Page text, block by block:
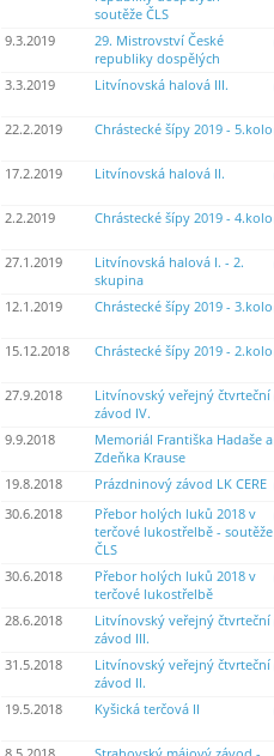
soutěže ČLS
9.3.2019
29. Mistrovství České
republiky dospělých
3.3.2019 Litvínovská halová III.
22.2.2019 Chrástecké šípy 2019 - 5.kolo
17.2.2019 Litvínovská halová II.
2.2.2019 Chrástecké šípy 2019 - 4.kolo
27.1.2019
Litvínovská halová I. - 2.
skupina
12.1.2019 Chrástecké šípy 2019 - 3.kolo
15.12.2018 Chrástecké šípy 2019 - 2.kolo
27.9.2018
Litvínovský veřejný čtvrteční
závod IV.
9.9.2018
Memoriál Františka Hadaše a
Zdeňka Krause
19.8.2018 Prázdninový závod LK CERE
30.6.2018
Přebor holých luků 2018 v
terčové lukostřelbě - soutěže
ČLS
30.6.2018
Přebor holých luků 2018 v
terčové lukostřelbě
28.6.2018
Litvínovský veřejný čtvrteční
závod III.
31.5.2018
Litvínovský veřejný čtvrteční
závod II.
19.5.2018 Kyšická terčová II